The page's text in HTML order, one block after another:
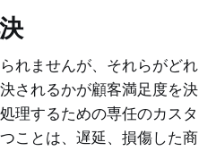
れませんが、それらがどれ
されるかが顧客満足度を決
理するための専任のカスタ
ことは、遅延、損傷した商